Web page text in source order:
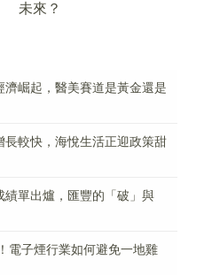
未來？
濟崛起，醫美賽道是黃金還是
長較快，海悅生活正迎政策甜
績單出爐，匯豐的「破」與
電子煙行業如何避免一地雞